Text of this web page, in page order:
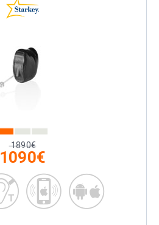
1890€
1090€